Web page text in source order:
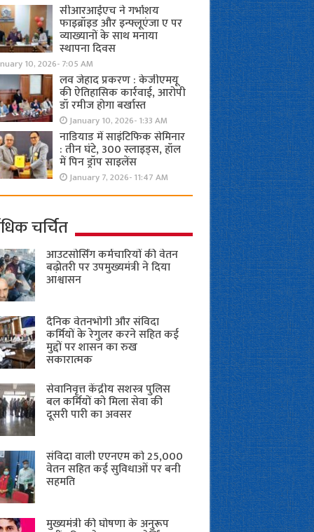
सीआरआईएच ने गर्भाशय
फाइब्रॉइड और इन्फ्लूएंजा ए पर
व्याख्यानों के साथ मनाया
स्थापना दिवस
10, 2026- 7:05 AM
लव जेहाद प्रकरण : केजीएमयू
की ऐतिहासिक कार्रवाई, आरोपी
डॉ रमीज होगा बर्खास्त
January 10, 2026- 1:33 AM
नाडियाड में साइंटिफिक सेमिनार
: तीन घंटे, 300 स्लाइड्स, हॉल
में पिन ड्रॉप साइलेंस
January 7, 2026- 11:47 AM
चर्चित
आउटसोर्सिंग कर्मचारियों की वेतन
बढ़ोतरी पर उपमुख्यमंत्री ने दिया
आश्वासन
दैनिक वेतनभोगी और संविदा
कर्मियों के रेगुलर करने सहित कई
मुद्दों पर शासन का रुख
सकारात्मक
सेवानिवृत्त केंद्रीय सशस्त्र पुलिस
बल ​कर्मियों को मिला सेवा की
दूसरी पारी का अवसर
संविदा वाली एएनएम को 25,000
वेतन सहित कई सुविधाओं पर बनी
सहमति
मुख्यमंत्री की घोषणा के अनुरूप